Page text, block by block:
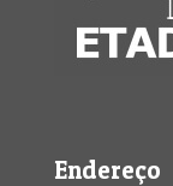
Endereço